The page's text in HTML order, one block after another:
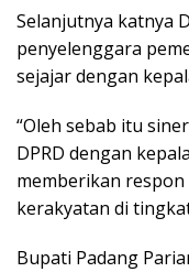
Selanjutnya katnya
penyelenggara
sejajar dengan
“Oleh sebab itu
DPRD dengan
memberikan
kerakyatan di
Bupati Padang